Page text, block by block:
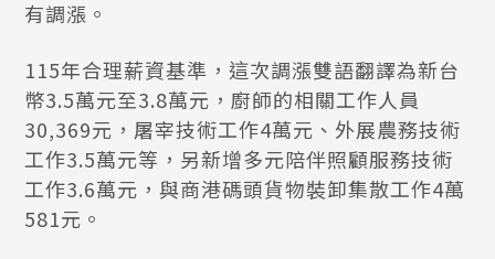
有調漲。
115年合理薪資基準，這次調漲雙語翻譯為新台
幣3.5萬元至3.8萬元，廚師的相關工作人員
30,369元，屠宰技術工作4萬元、外展農務技術
工作3.5萬元等，另新增多元陪伴照顧服務技術
工作3.6萬元，與商港碼頭貨物裝卸集散工作4萬
581元。